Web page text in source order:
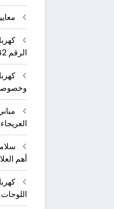
الرقم 0558623942
أهم
اللوحات